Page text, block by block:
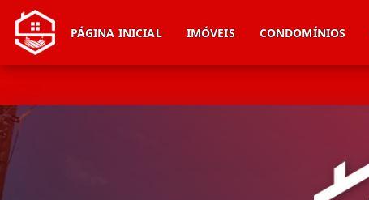
PÁGINA INICIAL IMÓVEIS CONDOMÍNIOS